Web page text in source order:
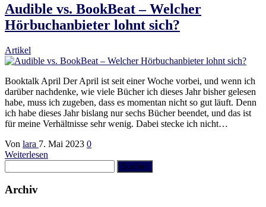
Audible vs. BookBeat – Welcher
Hörbuchanbieter lohnt sich?
Artikel
Booktalk April Der April ist seit einer Woche vorbei, und wenn ich
darüber nachdenke, wie viele Bücher ich dieses Jahr bisher gelesen
habe, muss ich zugeben, dass es momentan nicht so gut läuft. Denn
ich habe dieses Jahr bislang nur sechs Bücher beendet, und das ist
für meine Verhältnisse sehr wenig. Dabei stecke ich nicht…
Von lara 7. Mai 2023 0
Weiterlesen
nach:
Archiv